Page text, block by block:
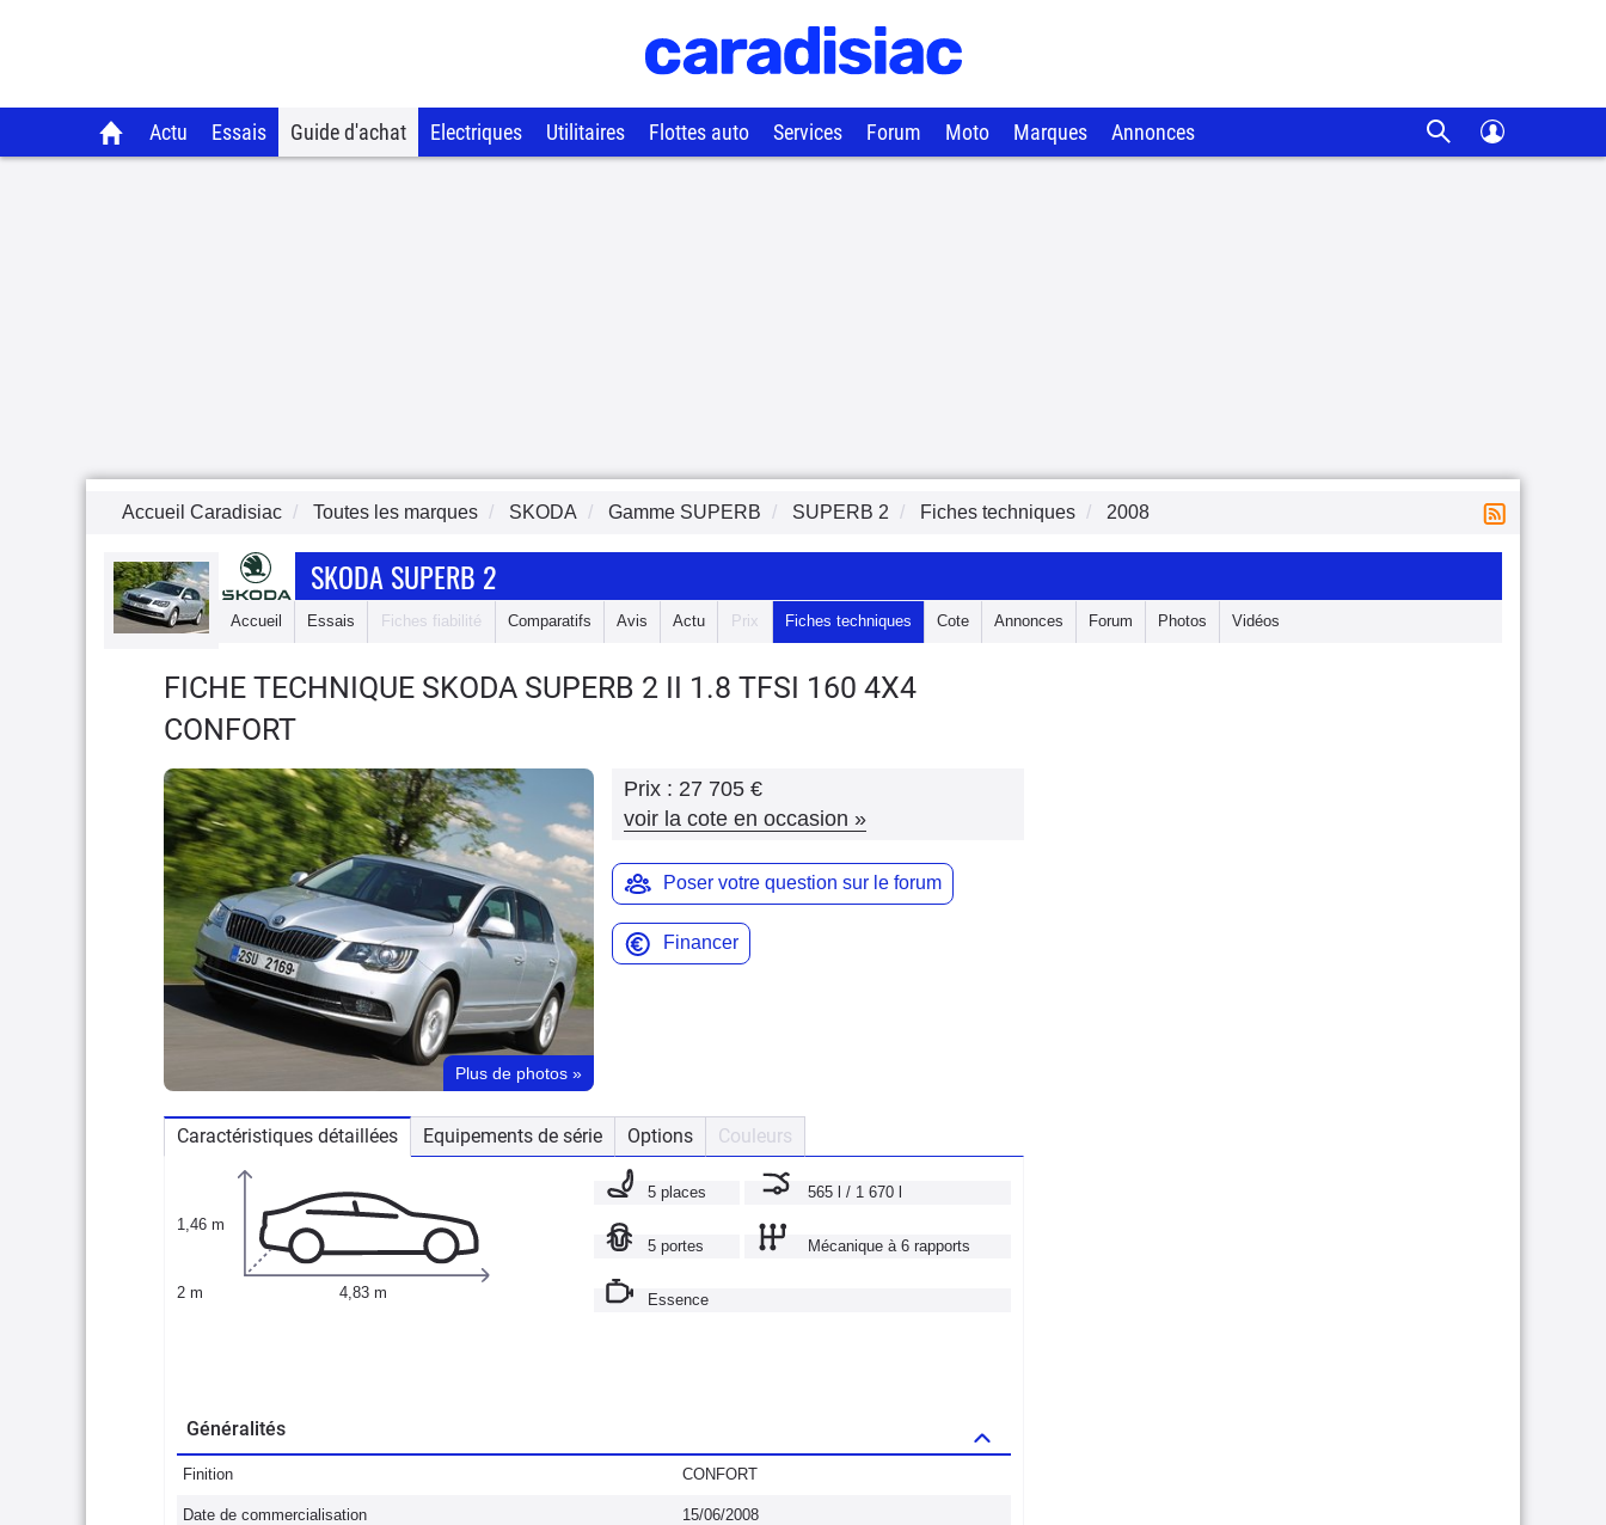
Actu Essais Guide d'achat Electriques Utilitaires Flottes auto Services Forum Moto Marques Annonces
Accueil Caradisiac Toutes les marques SKODA Gamme SUPERB SUPERB 2 Fiches techniques 2008
SKODA SUPERB 2
Accueil Essais Fiches fiabilité Comparatifs Avis Actu Prix Fiches techniques Cote Annonces Forum Photos Vidéos
FICHE TECHNIQUE SKODA SUPERB 2 II 1.8 TFSI 160 4X4
CONFORT
Plus de photos »
Prix : 27 705 €
voir la cote en occasion »
Poser votre question sur le forum
Financer
Caractéristiques détaillées Equipements de série Options Couleurs
1,46 m
2 m 4,83 m
5 places 565 l / 1 670 l
5 portes Mécanique à 6 rapports
Essence
Généralités
Finition CONFORT
Date de commercialisation 15/06/2008